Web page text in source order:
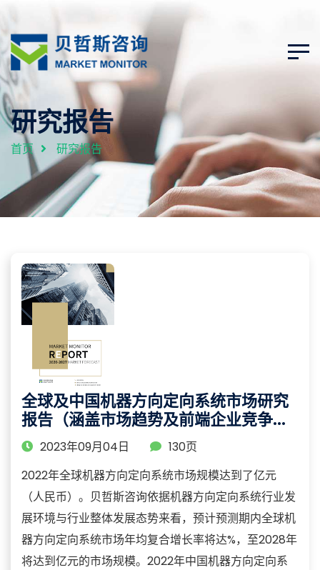
研究报告
首页 研究报告
全球及中国机器方向定向系统市场研究
报告（涵盖市场趋势及前端企业竞争分
析）2023年09月04日
130页
2022年全球机器方向定向系统市场规模达到了亿元
（人民币）。贝哲斯咨询依据机器方向定向系统行业发
展环境与行业整体发展态势来看，预计预测期内全球机
器方向定向系统市场年均复合增长率将达%，至2028年
将达到亿元的市场规模。2022年中国机器方向定向系